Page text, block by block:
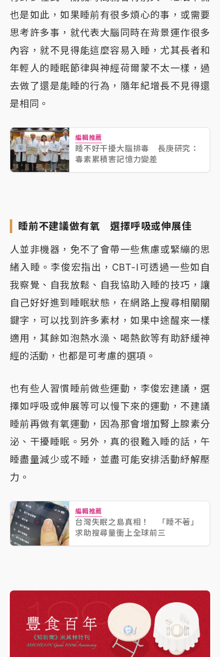
也是如此，如果睡前有很多煩心的事，或需要
思考許多事，就代表大腦同時在背景運作很多
內容，就不見得能這麼容易入睡，尤其長者和
年輕人的睡眠節律與神經荷爾蒙不太一樣，過
去做了還是能睡的行為，隨年紀增長不見得還
是相同。
編輯推薦
睡不好干擾大腦排毒 長庚研究：
毒素累積害記憶力變差
睡前不建議做有氧 選擇呼吸或伸展佳
人並非機器，免不了會帶一些焦慮或緊繃的思
緒入睡。李俊宏指出，CBT-I可透過一些如自
我察覺、自我放鬆、自我協助入睡的技巧，讓
自己好好進到睡眠狀態，在網路上搜尋相關關
鍵字，可以找到許多素材，如果中途醒來一樣
適用，其餘如泡熱水澡、喝熱飲等有助舒緩神
經的活動，也都是可考慮的選項。
也有些人習慣睡前做些運動，李俊宏建議，選
擇如呼吸或伸展等可以慢下來的運動，不建議
睡前再做有氧運動，因為那會增加腎上腺素分
泌、干擾睡眠。另外，真的很難入睡的話，午
睡盡量減少或不睡，並盡可能安排活動紓解壓
力。
編輯推薦
台灣失眠之島真相！ 「睡不著」
求助搜尋量衝上全球前三